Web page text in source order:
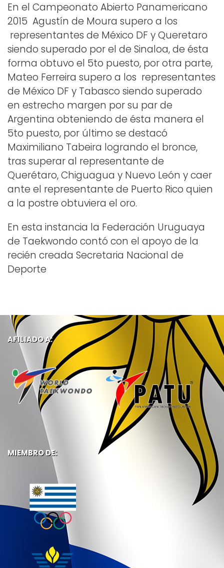
En el Campeonato Abierto Panamericano
2015 Agustín de Moura supero a los
representantes de México DF y Queretaro
siendo superado por el de Sinaloa, de ésta
forma obtuvo el 5to puesto, por otra parte,
Mateo Ferreira supero a los representantes
de México DF y Tabasco siendo superado
en estrecho margen por su par de
Argentina obteniendo de ésta manera el
5to puesto, por último se destacó
Maximiliano Tabeira logrando el bronce,
tras superar al representante de
Querétaro, Chiguagua y Nuevo León y caer
ante el representante de Puerto Rico quien
a la postre obtuviera el oro.
En esta instancia la Federación Uruguaya
de Taekwondo contó con el apoyo de la
recién creada Secretaria Nacional de
Deporte
AFILIADO A:
MIEMBRO DE: